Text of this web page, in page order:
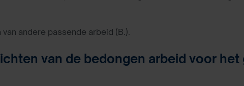
andere passende arbeid (B.).
van de bedongen arbeid voor